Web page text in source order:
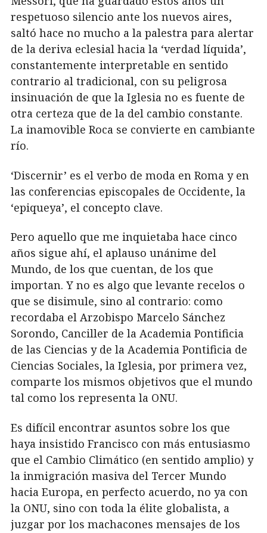
respetuoso silencio ante los nuevos aires,
saltó hace no mucho a la palestra para alertar
de la deriva eclesial hacia la ‘verdad líquida’,
constantemente interpretable en sentido
contrario al tradicional, con su peligrosa
insinuación de que la Iglesia no es fuente de
otra certeza que de la del cambio constante.
La inamovible Roca se convierte en cambiante
río.
‘Discernir’ es el verbo de moda en Roma y en
las conferencias episcopales de Occidente, la
‘epiqueya’, el concepto clave.
Pero aquello que me inquietaba hace cinco
años sigue ahí, el aplauso unánime del
Mundo, de los que cuentan, de los que
importan. Y no es algo que levante recelos o
que se disimule, sino al contrario: como
recordaba el Arzobispo Marcelo Sánchez
Sorondo, Canciller de la Academia Pontificia
de las Ciencias y de la Academia Pontificia de
Ciencias Sociales, la Iglesia, por primera vez,
comparte los mismos objetivos que el mundo
tal como los representa la ONU.
Es difícil encontrar asuntos sobre los que
haya insistido Francisco con más entusiasmo
que el Cambio Climático (en sentido amplio) y
la inmigración masiva del Tercer Mundo
hacia Europa, en perfecto acuerdo, no ya con
la ONU, sino con toda la élite globalista, a
juzgar por los machacones mensajes de los